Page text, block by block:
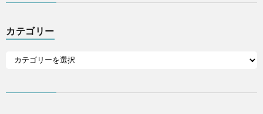
カテゴリー